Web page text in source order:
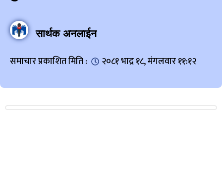
सार्थक अनलाईन
समाचार प्रकाशित मिति : २०८१ भाद्र १८, मंगलवार ११:१२